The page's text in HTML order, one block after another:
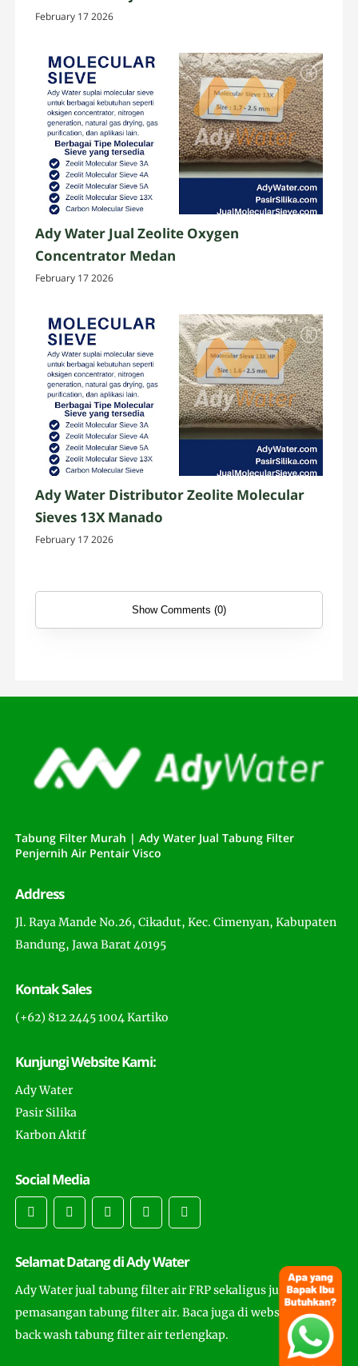
February 17 2026
Ady Water Jual Zeolite Oxygen
Concentrator Medan
February 17 2026
Ady Water Distributor Zeolite Molecular
Sieves 13X Manado
February 17 2026
Show Comments (0)
Tabung Filter Murah | Ady Water Jual Tabung Filter
Penjernih Air Pentair Visco
Address
Jl. Raya Mande No.26, Cikadut, Kec. Cimenyan, Kabupaten
Bandung, Jawa Barat 40195
Kontak Sales
(+62) 812 2445 1004 Kartiko
Kunjungi Website Kami:
Ady Water
Pasir Silika
Karbon Aktif
Social Media
Selamat Datang di Ady Water
Ady Water jual tabung filter air FRP sekaligus juga
pemasangan tabung filter air. Baca juga di website ini cara
back wash tabung filter air terlengkap.